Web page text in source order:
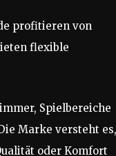
profitieren von
flexible
Spielbereiche
Marke versteht es,
oder Komfort